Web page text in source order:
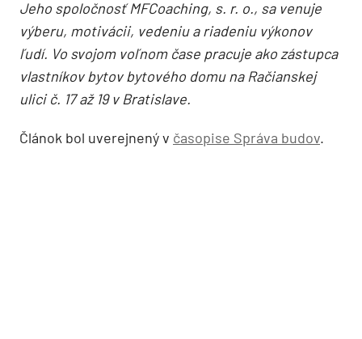
Jeho spoločnosť MFCoaching, s. r. o., sa venuje
výberu, motivácii, vedeniu a riadeniu výkonov
ľudí. Vo svojom voľnom čase pracuje ako zástupca
vlastníkov bytov bytového domu na Račianskej
ulici č. 17 až 19 v Bratislave.
Článok bol uverejnený v časopise Správa budov.